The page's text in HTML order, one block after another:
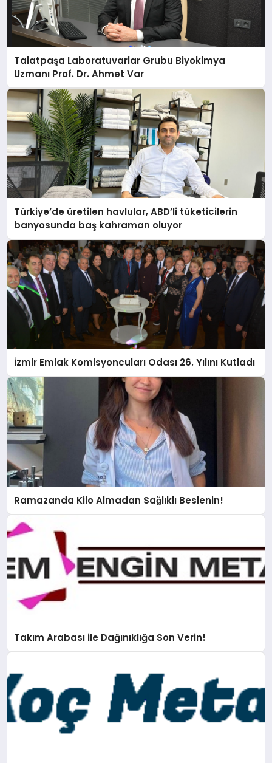
Talatpaşa Laboratuvarlar Grubu Biyokimya
Uzmanı Prof. Dr. Ahmet Var
Türkiye’de üretilen havlular, ABD’li tüketicilerin
banyosunda baş kahraman oluyor
İzmir Emlak Komisyoncuları Odası 26. Yılını Kutladı
Ramazanda Kilo Almadan Sağlıklı Beslenin!
Takım Arabası ile Dağınıklığa Son Verin!